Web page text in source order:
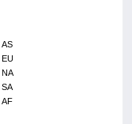
AS
EU
NA
SA
AF